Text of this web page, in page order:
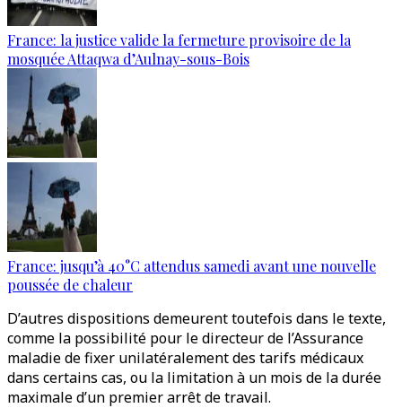
France: la justice valide la fermeture provisoire de la
mosquée Attaqwa d’Aulnay-sous-Bois
France: jusqu’à 40°C attendus samedi avant une nouvelle
poussée de chaleur
D’autres dispositions demeurent toutefois dans le texte,
comme la possibilité pour le directeur de l’Assurance
maladie de fixer unilatéralement des tarifs médicaux
dans certains cas, ou la limitation à un mois de la durée
maximale d’un premier arrêt de travail.